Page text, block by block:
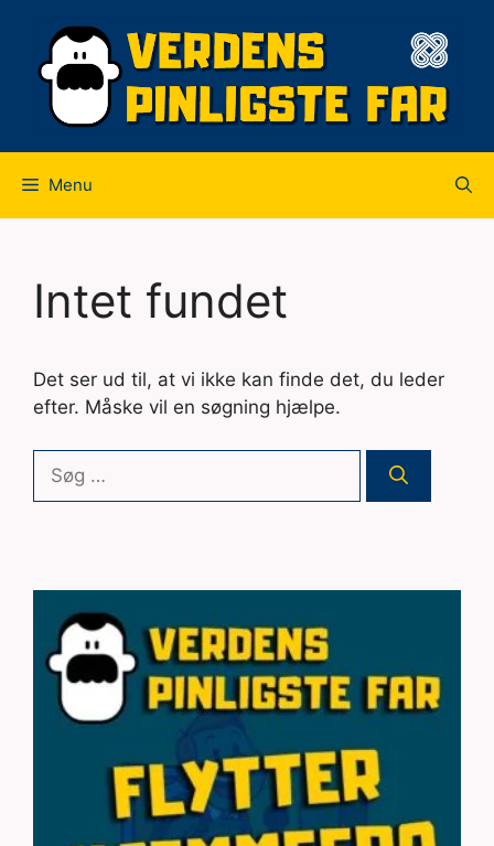
indhold
Menu
Intet fundet
Det ser ud til, at vi ikke kan finde det, du leder
efter. Måske vil en søgning hjælpe.
efter: